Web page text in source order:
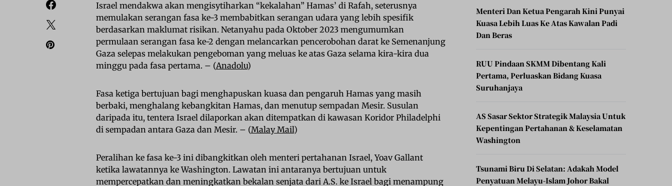
Israel mendakwa akan mengisytiharkan “kekalahan” Hamas’ di Rafah, seterusnya
memulakan serangan fasa ke-3 membabitkan serangan udara yang lebih spesifik
berdasarkan maklumat risikan. Netanyahu pada Oktober 2023 mengumumkan
permulaan serangan fasa ke-2 dengan melancarkan pencerobohan darat ke Semenanjung
Gaza selepas melakukan pengeboman yang meluas ke atas Gaza selama kira-kira dua
minggu pada fasa pertama. – (Anadolu)
Fasa ketiga bertujuan bagi menghapuskan kuasa dan pengaruh Hamas yang masih
berbaki, menghalang kebangkitan Hamas, dan menutup sempadan Mesir. Susulan
daripada itu, tentera Israel dilaporkan akan ditempatkan di kawasan Koridor Philadelphi
di sempadan antara Gaza dan Mesir. – (Malay Mail)
Peralihan ke fasa ke-3 ini dibangkitkan oleh menteri pertahanan Israel, Yoav Gallant
ketika lawatannya ke Washington. Lawatan ini antaranya bertujuan untuk
mempercepatkan dan meningkatkan bekalan senjata dari A.S. ke Israel bagi menampung
Menteri Dan Ketua Pengarah Kini Punyai
Kuasa Lebih Luas Ke Atas Kawalan Padi
Dan Beras
RUU Pindaan SKMM Dibentang Kali
Pertama, Perluaskan Bidang Kuasa
Suruhanjaya
AS Sasar Sektor Strategik Malaysia Untuk
Kepentingan Pertahanan & Keselamatan
Washington
Tsunami Biru Di Selatan: Adakah Model
Penyatuan Melayu-Islam Johor Bakal